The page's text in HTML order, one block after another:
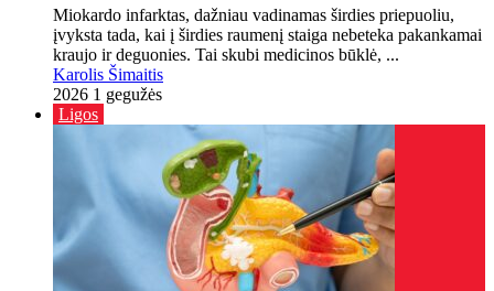
Miokardo infarktas, dažniau vadinamas širdies priepuoliu,
įvyksta tada, kai į širdies raumenį staiga nebeteka pakankamai
kraujo ir deguonies. Tai skubi medicinos būklė, ...
Karolis Šimaitis
2026 1 gegužės
Ligos